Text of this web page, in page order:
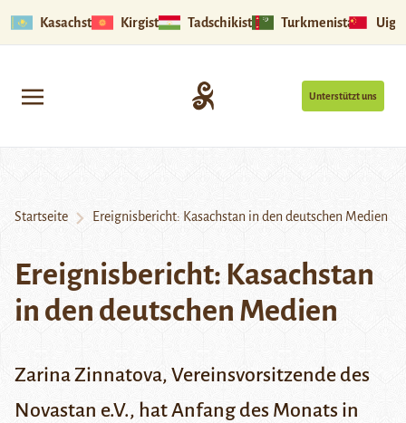
Kasachstan Kirgistan Tadschikistan Turkmenistan
Unterstützt uns
Startseite Ereignisbericht: Kasachstan in den deutschen Medien
Ereignisbericht: Kasachstan
in den deutschen Medien
Zarina Zinnatova, Vereinsvorsitzende des
Novastan e.V., hat Anfang des Monats in